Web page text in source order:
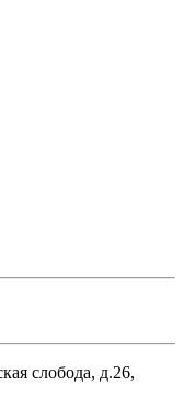
слобода, д.26,